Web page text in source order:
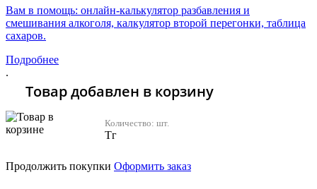
Вам в помощь: онлайн-калькулятор разбавления и
смешивания алкоголя, калкулятор второй перегонки, таблица
сахаров.
Подробнее
.
Товар добавлен в корзину
Количество: шт.
Тг
Продолжить покупки Оформить заказ